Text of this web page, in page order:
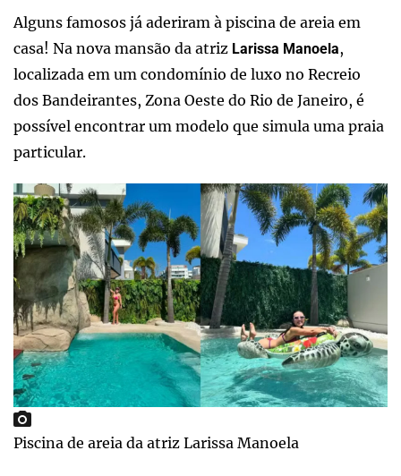
Alguns famosos já aderiram à piscina de areia em
casa! Na nova mansão da atriz Larissa Manoela,
localizada em um condomínio de luxo no Recreio
dos Bandeirantes, Zona Oeste do Rio de Janeiro, é
possível encontrar um modelo que simula uma praia
particular.
Piscina de areia da atriz Larissa Manoela